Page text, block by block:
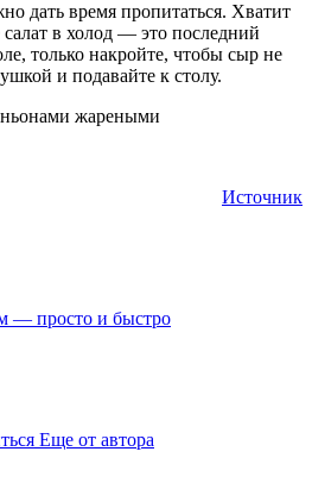
дать время пропитаться. Хватит
в холод — это последний
только накройте, чтобы сыр не
и подавайте к столу.
Источник
— просто и быстро
Еще от автора